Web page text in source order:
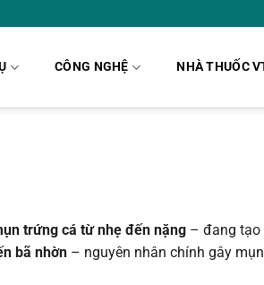
CÔNG NGHỆ NHÀ THUỐC
trứng cá từ nhẹ đến nặng – đang tạo
bã nhờn – nguyên nhân chính gây